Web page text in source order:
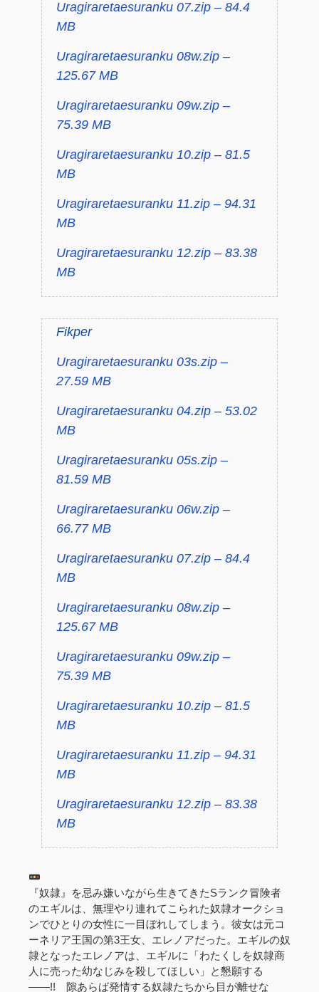
Uragiraretaesuranku 07.zip – 84.4
MB
Uragiraretaesuranku 08w.zip –
125.67 MB
Uragiraretaesuranku 09w.zip –
75.39 MB
Uragiraretaesuranku 10.zip – 81.5
MB
Uragiraretaesuranku 11.zip – 94.31
MB
Uragiraretaesuranku 12.zip – 83.38
MB
Fikper
Uragiraretaesuranku 03s.zip –
27.59 MB
Uragiraretaesuranku 04.zip – 53.02
MB
Uragiraretaesuranku 05s.zip –
81.59 MB
Uragiraretaesuranku 06w.zip –
66.77 MB
Uragiraretaesuranku 07.zip – 84.4
MB
Uragiraretaesuranku 08w.zip –
125.67 MB
Uragiraretaesuranku 09w.zip –
75.39 MB
Uragiraretaesuranku 10.zip – 81.5
MB
Uragiraretaesuranku 11.zip – 94.31
MB
Uragiraretaesuranku 12.zip – 83.38
MB
『奴隷』を忌み嫌いながら生きてきたSランク冒険者
のエギルは、無理やり連れてこられた奴隷オークショ
ンでひとりの女性に一目ぼれしてしまう。彼女は元コ
ーネリア王国の第3王女、エレノアだった。エギルの奴
隷となったエレノアは、エギルに「わたくしを奴隷商
人に売った幼なじみを殺してほしい」と懇願する
――!! 隙あらば発情する奴隷たちから目が離せな